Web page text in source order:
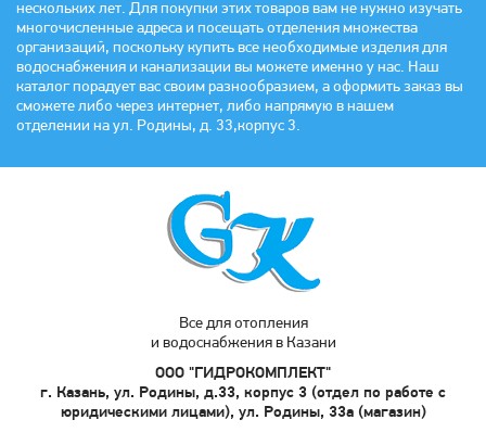
нескольких лет. Для покупки этих товаров вам не нужно изучать
многочисленные адреса и посещать отделения множества
организаций, поскольку купить все необходимые изделия для
водоснабжения и канализации вы можете именно у нас. Наш
каталог порадует вас своим разнообразием, а оформить заказ вы
сможете либо через интернет, либо напрямую в нашем
отделении на ул. Родины, д. 33,корпус 3.
Все для отопления
и водоснабжения в Казани
ООО "ГИДРОКОМПЛЕКТ"
г. Казань, ул. Родины, д.33, корпус 3 (отдел по работе с
юридическими лицами), ул. Родины, 33а (магазин)